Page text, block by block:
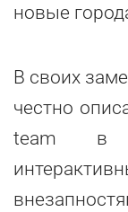
новые
В своих
честно
team в